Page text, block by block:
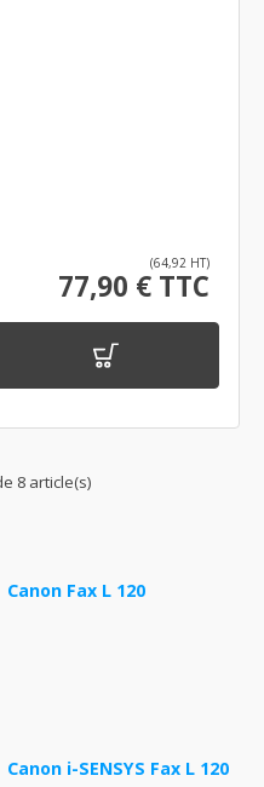
(64,92 HT)
77,90 € TTC
8 article(s)
Canon Fax L 120
Canon i-SENSYS Fax L 120